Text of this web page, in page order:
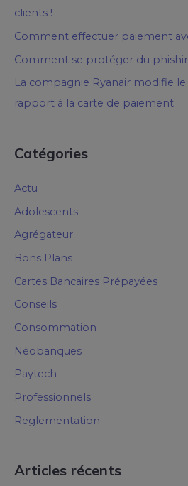
clients !
Comment effectuer paiement
Comment se protéger du
La compagnie Ryanair modifie
rapport à la carte de paiement
Catégories
Actu
Adolescents
Agrégateur
Bons Plans
Cartes Bancaires Prépayées
Conseils
Consommation
Néobanques
Paytech
Professionnels
Reglementation
Articles récents